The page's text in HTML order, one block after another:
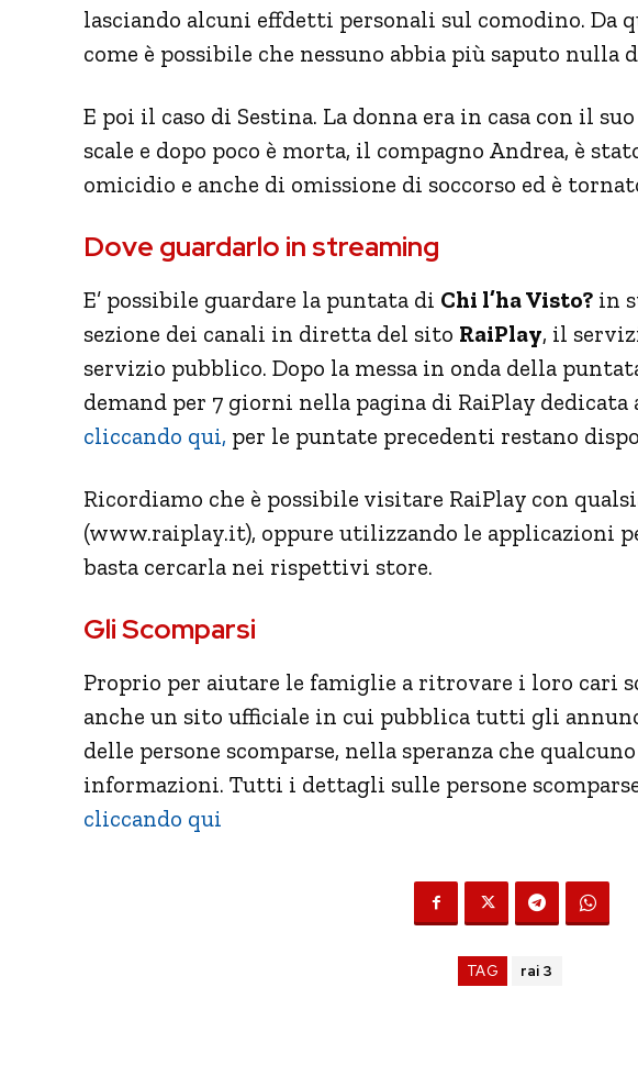
lasciando alcuni effdetti personali sul comodino. Da
come è possibile che nessuno abbia più saputo nulla
E poi il caso di Sestina. La donna era in casa con il
scale e dopo poco è morta, il compagno Andrea, è
omicidio e anche di omissione di soccorso ed è
Dove guardarlo in streaming
E’ possibile guardare la puntata di Chi l’ha Visto? in
sezione dei canali in diretta del sito RaiPlay, il
servizio pubblico. Dopo la messa in onda della
demand per 7 giorni nella pagina di RaiPlay dedicata
cliccando qui, per le puntate precedenti restano
Ricordiamo che è possibile visitare RaiPlay con
(www.raiplay.it), oppure utilizzando le applicazioni
basta cercarla nei rispettivi store.
Gli Scomparsi
Proprio per aiutare le famiglie a ritrovare i loro cari
anche un sito ufficiale in cui pubblica tutti gli
delle persone scomparse, nella speranza che
informazioni. Tutti i dettagli sulle persone
cliccando qui
TAG rai 3